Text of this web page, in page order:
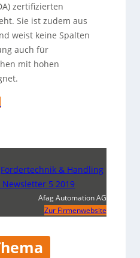
zertifizierten
Sie ist zudem aus
weist keine Spalten
auch für
mit hohen
Fördertechnik & Handling
5 2019
Afag Automation AG
Zur Firmenwebsite